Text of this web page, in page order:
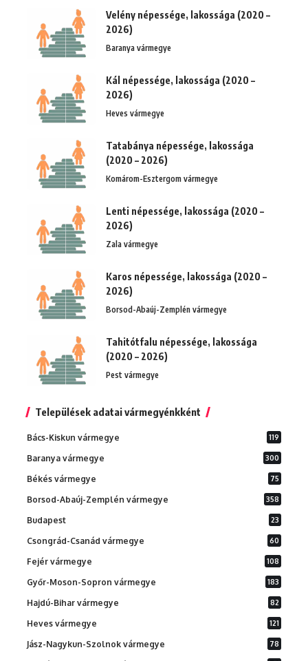
Velény népessége, lakossága (2020 –
2026)
Baranya vármegye
Kál népessége, lakossága (2020 –
2026)
Heves vármegye
Tatabánya népessége, lakossága
(2020 – 2026)
Komárom-Esztergom vármegye
Lenti népessége, lakossága (2020 –
2026)
Zala vármegye
Karos népessége, lakossága (2020 –
2026)
Borsod-Abaúj-Zemplén vármegye
Tahitótfalu népessége, lakossága
(2020 – 2026)
Pest vármegye
Települések adatai vármegyénkként
Bács-Kiskun vármegye 119
Baranya vármegye 300
Békés vármegye 75
Borsod-Abaúj-Zemplén vármegye 358
Budapest 23
Csongrád-Csanád vármegye 60
Fejér vármegye 108
Győr-Moson-Sopron vármegye 183
Hajdú-Bihar vármegye 82
Heves vármegye 121
Jász-Nagykun-Szolnok vármegye 78